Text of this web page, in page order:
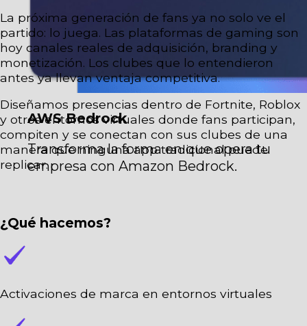
AWS Bedrock
Transforma la forma en que opera tu
empresa con Amazon Bedrock.
La próxima generación de fans ya no solo ve el
partido: lo juega. Las plataformas de gaming son
hoy canales reales de adquisición, branding y
monetización. Los clubes que lo entendieron
antes ya llevan ventaja competitiva.
Diseñamos presencias dentro de Fortnite, Roblox
y otros entornos virtuales donde fans participan,
compiten y se conectan con sus clubes de una
manera que ninguna app tradicional puede
replicar.
¿Qué hacemos?
Activaciones de marca en entornos virtuales